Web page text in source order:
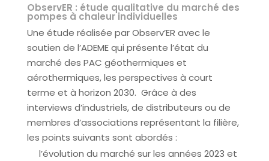
ObservER : étude qualitative du marché des
pompes à chaleur individuelles
Une étude réalisée par Observ’ER avec le
soutien de l’ADEME qui présente l’état du
marché des PAC géothermiques et
aérothermiques, les perspectives à court
terme et à horizon 2030. Grâce à des
interviews d’industriels, de distributeurs ou de
membres d’associations représentant la filière,
les points suivants sont abordés :
l’évolution du marché sur les années 2023 et